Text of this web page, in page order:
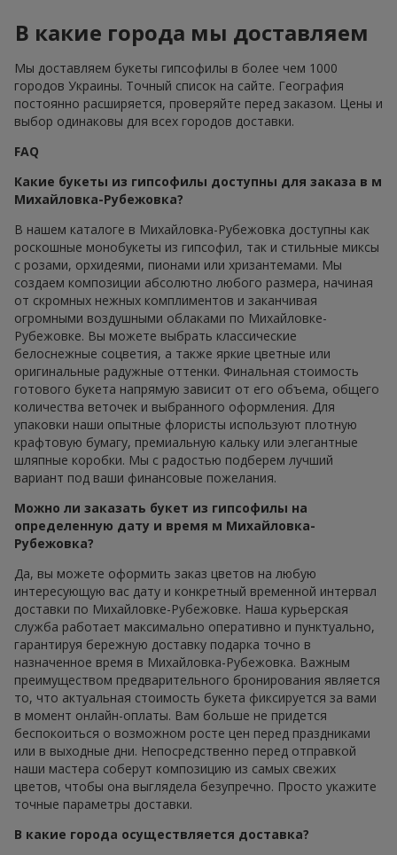
В какие города мы доставляем
Мы доставляем букеты гипсофилы в более чем 1000
городов Украины. Точный список на сайте. География
постоянно расширяется, проверяйте перед заказом. Цены и
выбор одинаковы для всех городов доставки.
FAQ
Какие букеты из гипсофилы доступны для заказа в м
Михайловка-Рубежовка?
В нашем каталоге в Михайловка-Рубежовка доступны как
роскошные монобукеты из гипсофил, так и стильные миксы
с розами, орхидеями, пионами или хризантемами. Мы
создаем композиции абсолютно любого размера, начиная
от скромных нежных комплиментов и заканчивая
огромными воздушными облаками по Михайловке-
Рубежовке. Вы можете выбрать классические
белоснежные соцветия, а также яркие цветные или
оригинальные радужные оттенки. Финальная стоимость
готового букета напрямую зависит от его объема, общего
количества веточек и выбранного оформления. Для
упаковки наши опытные флористы используют плотную
крафтовую бумагу, премиальную кальку или элегантные
шляпные коробки. Мы с радостью подберем лучший
вариант под ваши финансовые пожелания.
Можно ли заказать букет из гипсофилы на
определенную дату и время м Михайловка-
Рубежовка?
Да, вы можете оформить заказ цветов на любую
интересующую вас дату и конкретный временной интервал
доставки по Михайловке-Рубежовке. Наша курьерская
служба работает максимально оперативно и пунктуально,
гарантируя бережную доставку подарка точно в
назначенное время в Михайловка-Рубежовка. Важным
преимуществом предварительного бронирования является
то, что актуальная стоимость букета фиксируется за вами
в момент онлайн-оплаты. Вам больше не придется
беспокоиться о возможном росте цен перед праздниками
или в выходные дни. Непосредственно перед отправкой
наши мастера соберут композицию из самых свежих
цветов, чтобы она выглядела безупречно. Просто укажите
точные параметры доставки.
В какие города осуществляется доставка?